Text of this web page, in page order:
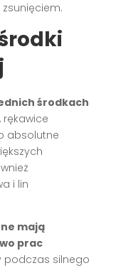
środkach
rękawice
absolutne
i lin
mają
prac
podczas silnego